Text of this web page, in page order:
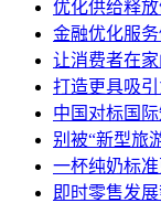
优化供给释
金融优化服
让消费者在
打造更具吸
中国对标国
别被“新型旅
一杯纯奶标
即时零售发